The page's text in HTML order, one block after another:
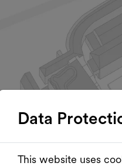
Data
This website uses